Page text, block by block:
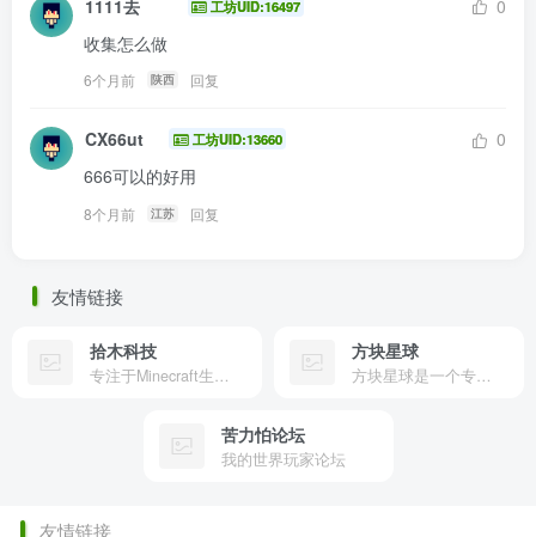
1111去 工坊UID:16497
0
收集怎么做
6个月前 陕西 回复
CX66ut 工坊UID:13660
0
666可以的好用
8个月前 江苏 回复
友情链接
拾木科技
专注于Minecraft生态建设
方块星球
方块星球是一个专注于我的世界的中文论坛，提供丰富的资源分享、玩家交流和创意展示，包括地图、皮肤、数据包等内容，打造Minecraft玩家的专属社区乐园！
苦力怕论坛
我的世界玩家论坛
友情链接